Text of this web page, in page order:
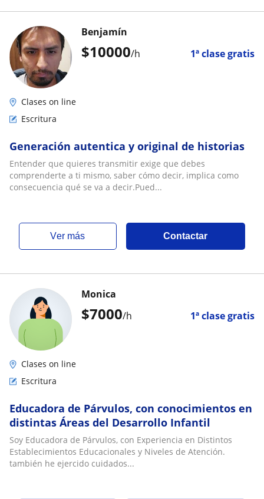
$10000/h 1ª clase gratis
Benjamín
Clases on line
Escritura
Generación autentica y original de historias
Entender que quieres transmitir exige que debes
comprenderte a ti mismo, saber cómo decir, implica como
consecuencia qué se va a decir.Pued...
ver más Contactar
$7000/h 1ª clase gratis
Monica
Clases on line
Escritura
Educadora de Párvulos, con conocimientos en
distintas Áreas del Desarrollo Infantil
Soy Educadora de Párvulos, con Experiencia en Distintos
Establecimientos Educacionales y Niveles de Atención.
también he ejercido cuidados...